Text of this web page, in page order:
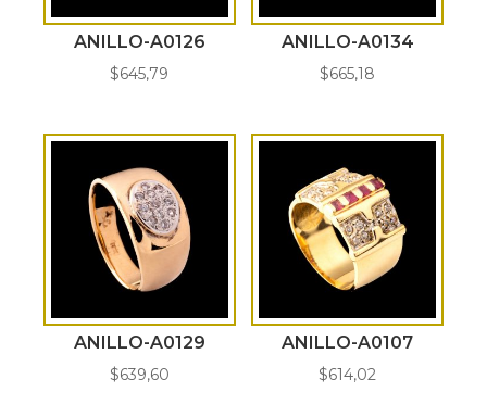
ANILLO-A0126
$645,79
ANILLO-A0134
$665,18
ANILLO-A0129
$639,60
ANILLO-A0107
$614,02